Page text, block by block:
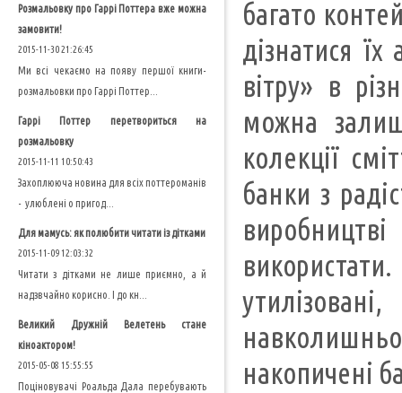
багато
дізнатися
вітру» в
можна
колекції
банки з
накопичені
Розмальовку про Гаррі Поттера вже можна
замовити!
2015-11-30 21:26:45
Ми всі чекаємо на появу першої книги-
розмальовки про Гаррі Поттер...
Гаррі Поттер перетвориться на
розмальовку
2015-11-11 10:50:43
Захоплююча новина для всіх поттероманів
- улюблені о пригод...
Для мамусь: як полюбити читати із дітками
2015-11-09 12:03:32
Читати з дітками не лише приємно, а й
надзвчайно корисно. І до кн...
Великий Дружній Велетень стане
кіноактором!
2015-05-08 15:55:55
Поціновувачі Роальда Дала перебувають